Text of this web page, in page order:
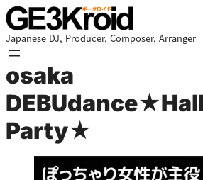
Japanese DJ, Producer, Composer,
osaka
Party★